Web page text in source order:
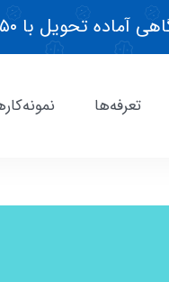
تحویل با ۵۰٪ تخفیف تابستونی!
تعرفه‌ها